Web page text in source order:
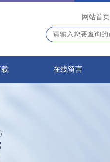
网站首页
在线留言